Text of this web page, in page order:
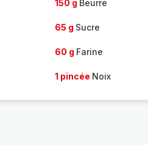
150 g Beurre
65 g Sucre
60 g Farine
1 pincée Noix